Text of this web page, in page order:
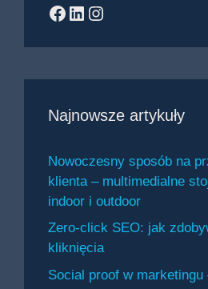
Facebook
LinkedIn
Instagram
Najnowsze artykuły
Nowoczesny sposób na
klienta – multimedialne
indoor i outdoor
Zero-click SEO: jak
kliknięcia
Social proof w marketingu